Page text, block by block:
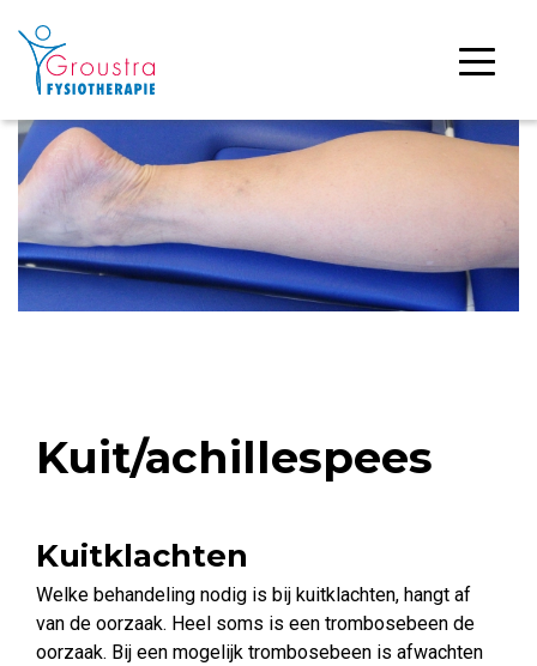
Kuit/achillespees
Kuitklachten
Welke behandeling nodig is bij kuitklachten, hangt af
van de oorzaak. Heel soms is een trombosebeen de
oorzaak. Bij een mogelijk trombosebeen is afwachten